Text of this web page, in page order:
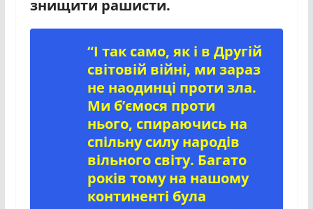
знищити рашисти.
“І так само, як і в Другій
світовій війні, ми зараз
не наодинці проти зла.
Ми б’ємося проти
нього, спираючись на
спільну силу народів
вільного світу. Багато
років тому на нашому
континенті була